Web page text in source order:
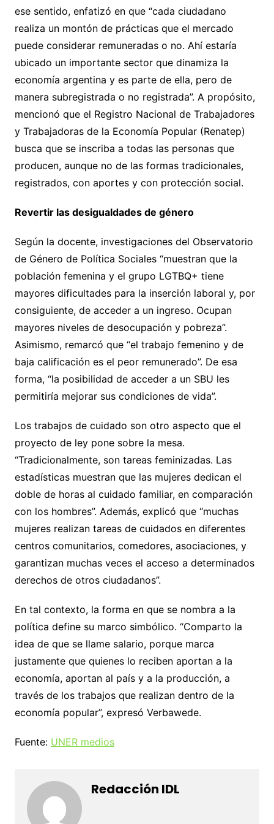
ese sentido, enfatizó en que “cada ciudadano
realiza un montón de prácticas que el mercado
puede considerar remuneradas o no. Ahí estaría
ubicado un importante sector que dinamiza la
economía argentina y es parte de ella, pero de
manera subregistrada o no registrada”. A propósito,
mencionó que el Registro Nacional de Trabajadores
y Trabajadoras de la Economía Popular (Renatep)
busca que se inscriba a todas las personas que
producen, aunque no de las formas tradicionales,
registrados, con aportes y con protección social.
Revertir las desigualdades de género
Según la docente, investigaciones del Observatorio
de Género de Política Sociales “muestran que la
población femenina y el grupo LGTBQ+ tiene
mayores dificultades para la inserción laboral y, por
consiguiente, de acceder a un ingreso. Ocupan
mayores niveles de desocupación y pobreza”.
Asimismo, remarcó que “el trabajo femenino y de
baja calificación es el peor remunerado”. De esa
forma, “la posibilidad de acceder a un SBU les
permitiría mejorar sus condiciones de vida”.
Los trabajos de cuidado son otro aspecto que el
proyecto de ley pone sobre la mesa.
“Tradicionalmente, son tareas feminizadas. Las
estadísticas muestran que las mujeres dedican el
doble de horas al cuidado familiar, en comparación
con los hombres”. Además, explicó que “muchas
mujeres realizan tareas de cuidados en diferentes
centros comunitarios, comedores, asociaciones, y
garantizan muchas veces el acceso a determinados
derechos de otros ciudadanos”.
En tal contexto, la forma en que se nombra a la
política define su marco simbólico. “Comparto la
idea de que se llame salario, porque marca
justamente que quienes lo reciben aportan a la
economía, aportan al país y a la producción, a
través de los trabajos que realizan dentro de la
economía popular”, expresó Verbawede.
Fuente: UNER medios
Redacción IDL